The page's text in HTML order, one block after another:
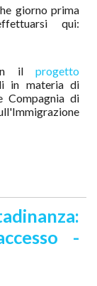
giorno prima
qui:
il progetto
in materia di
Compagnia di
-